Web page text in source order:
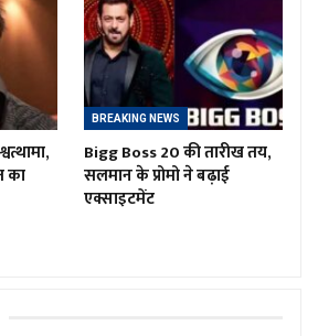
का
BREAKING NEWS
Bigg Boss 20 की तारीख तय,
सलमान के प्रोमो ने बढ़ाई
एक्साइटमेंट